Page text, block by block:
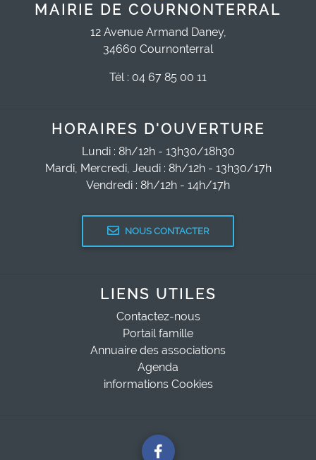
MAIRIE DE COURNONTERRAL
12 Avenue Armand Daney,
34660 Cournonterral
Tél : 04 67 85 00 11
HORAIRES D'OUVERTURE
Lundi : 8h/12h - 13h30/18h30
Mardi, Mercredi, Jeudi : 8h/12h - 13h30/17h
Vendredi : 8h/12h - 14h/17h
NOUS CONTACTER
LIENS UTILES
Contactez-nous
Portail famille
Annuaire des associations
Agenda
informations Cookies